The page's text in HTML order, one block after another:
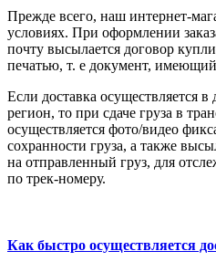
Прежде всего, наш интернет-
условиях. При оформлении
почту высылается договор
печатью, т. е документ,
Если доставка осуществляется
регион, то при сдаче груза в
осуществляется фото/видео
сохранности груза, а также
на отправленный груз, для
по трек-номеру.
Как быстро осуществляется